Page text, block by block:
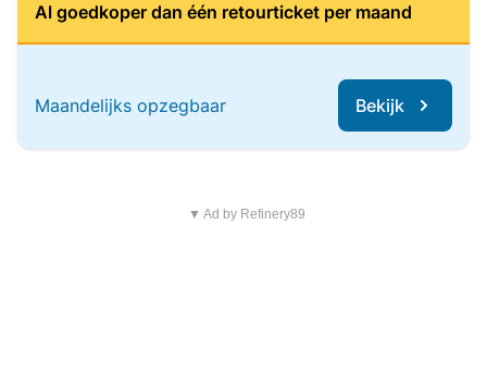
Al goedkoper dan één retourticket per maand
Maandelijks opzegbaar Bekijk
▼ Ad by Refinery89